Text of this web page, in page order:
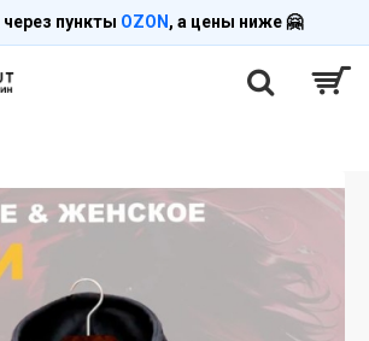
пункты OZON , а цены ниже 🤗